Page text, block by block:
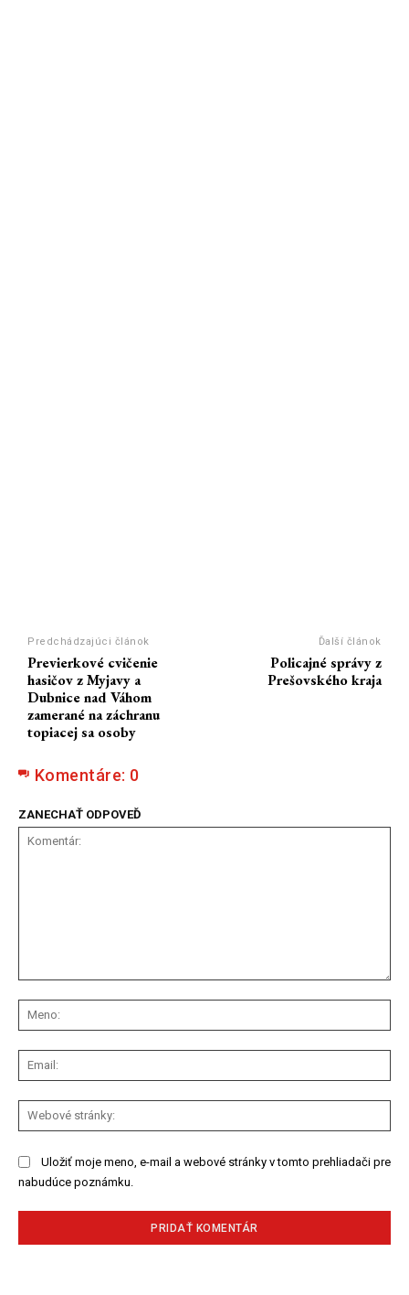
Predchádzajúci článok
Previerkové cvičenie
hasičov z Myjavy a
Dubnice nad Váhom
zamerané na záchranu
topiacej sa osoby
Ďalší článok
Policajné správy z
Prešovského kraja
Komentáre: 0
ZANECHAŤ ODPOVEĎ
Uložiť moje meno, e-mail a webové stránky v tomto prehliadači pre
nabudúce poznámku.